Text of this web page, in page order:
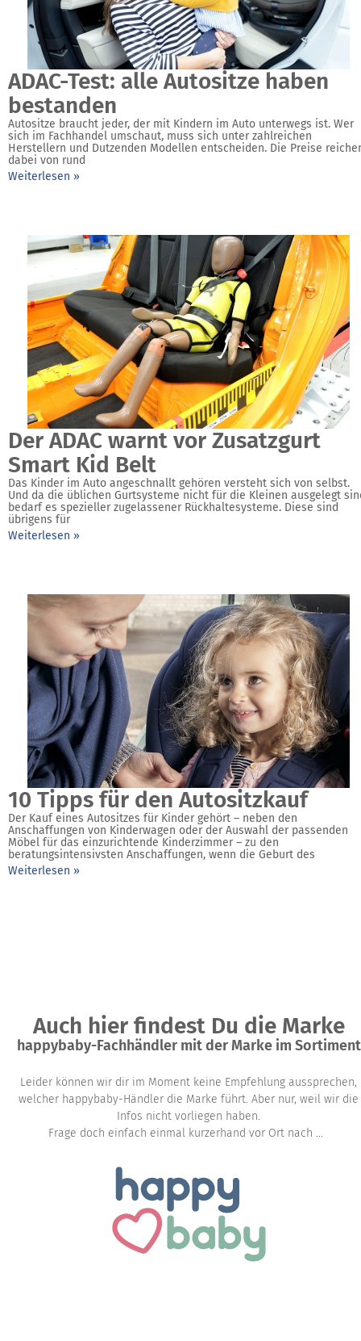
ADAC-Test: alle Autositze haben
bestanden
Autositze braucht jeder, der mit Kindern im Auto unterwegs ist. Wer
sich im Fachhandel umschaut, muss sich unter zahlreichen
Herstellern und Dutzenden Modellen entscheiden. Die Preise
dabei von rund
Weiterlesen »
Der ADAC warnt vor Zusatzgurt
Smart Kid Belt
Das Kinder im Auto angeschnallt gehören versteht sich von selbst.
Und da die üblichen Gurtsysteme nicht für die Kleinen ausgelegt
bedarf es spezieller zugelassener Rückhaltesysteme. Diese sind
übrigens für
Weiterlesen »
10 Tipps für den Autositzkauf
Der Kauf eines Autositzes für Kinder gehört – neben den
Anschaffungen von Kinderwagen oder der Auswahl der passenden
Möbel für das einzurichtende Kinderzimmer – zu den
beratungsintensivsten Anschaffungen, wenn die Geburt des
Weiterlesen »
Auch hier findest Du die Marke
happybaby-Fachhändler mit der Marke im Sortiment
Leider können wir dir im Moment keine Empfehlung aussprechen,
welcher happybaby-Händler die Marke führt. Aber nur, weil wir die
Infos nicht vorliegen haben.
Frage doch einfach einmal kurzerhand vor Ort nach ...